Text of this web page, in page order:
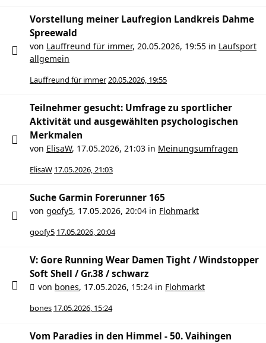
Vorstellung meiner Laufregion Landkreis Dahme
Spreewald
von Lauffreund für immer, 20.05.2026, 19:55 in Laufsport
allgemein
Lauffreund für immer20.05.2026, 19:55
Teilnehmer gesucht: Umfrage zu sportlicher
Aktivität und ausgewählten psychologischen
Merkmalen
von ElisaW, 17.05.2026, 21:03 in Meinungsumfragen
ElisaW 17.05.2026, 21:03
Suche Garmin Forerunner 165
von goofy5, 17.05.2026, 20:04 in Flohmarkt
goofy5 17.05.2026, 20:04
V: Gore Running Wear Damen Tight / Windstopper
Soft Shell / Gr.38 / schwarz
von bones, 17.05.2026, 15:24 in Flohmarkt
bones 17.05.2026, 15:24
Vom Paradies in den Himmel - 50. Vaihingen